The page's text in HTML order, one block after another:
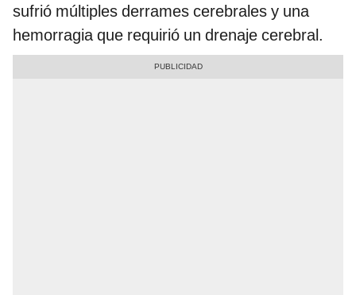
sufrió múltiples derrames cerebrales y una
hemorragia que requirió un drenaje cerebral.